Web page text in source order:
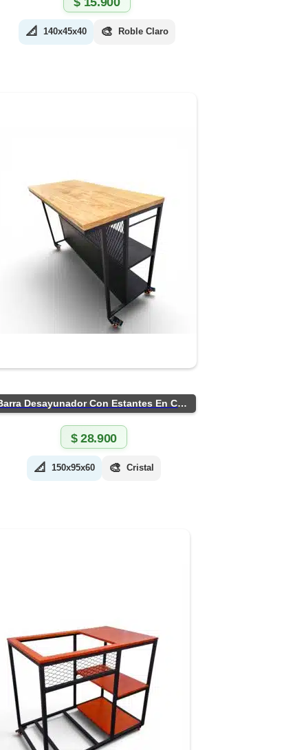
📐 140x45x40 🎨 Roble Claro
Barra Desayunador Con Estantes En Chapa
$28.900
📐 150x95x60 🎨 Cristal